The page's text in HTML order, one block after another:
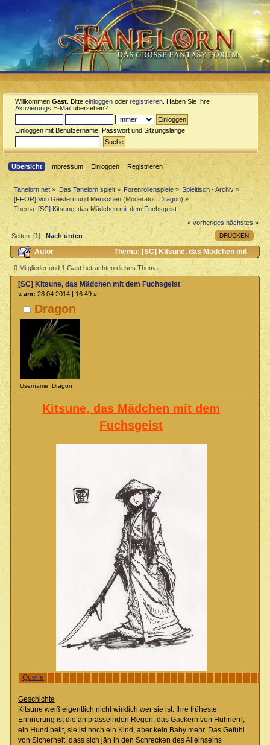
Willkommen Gast . Bitte einloggen oder registrieren . Haben Sie Ihre
Aktivierungs E-Mail übersehen?
Einloggen mit Benutzername, Passwort und Sitzungslänge
Übersicht Impressum Einloggen Registrieren
Tanelorn.net » Das Tanelorn spielt» Forenrollenspiele» Spieltisch - Archiv »
[FFOR] Von Geistern und Menschen(Moderator: Dragon) »
Thema:[SC] Kitsune, das Mädchen mit dem Fuchsgeist
« vorheriges nächstes »
DRUCKEN
Seiten: [1] Nach unten
Autor
Thema: [SC] Kitsune, das Mädchen mit
dem Fuchsgeist (Gelesen 3612 mal)
0 Mitglieder und 1 Gast betrachten dieses Thema.
Dragon
Username: Dragon
[SC] Kitsune, das Mädchen mit dem Fuchsgeist
« am: 28.04.2014 | 16:49 »
Kitsune, das Mädchen mit dem
Fuchsgeist
Quelle
Geschichte
Kitsune weiß eigentlich nicht wirklich wer sie ist. Ihre früheste
Erinnerung ist die an prasselnden Regen, das Gackern von Hühnern,
ein Hund bellt, sie ist noch ein Kind, aber kein Baby mehr. Das Gefühl
von Sicherheit, dass sich jäh in den Schrecken des Alleinseins